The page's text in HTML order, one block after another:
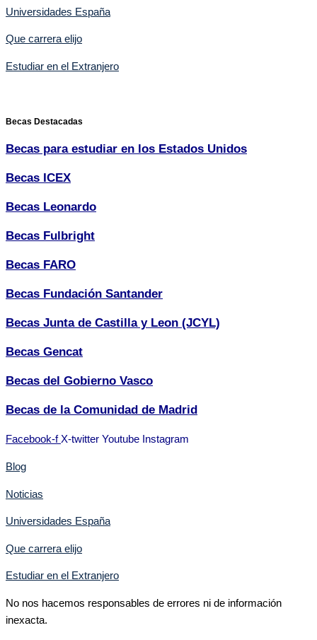
Universidades España
Que carrera elijo
Estudiar en el Extranjero
Becas Destacadas
Becas para estudiar en los Estados Unidos
Becas ICEX
Becas Leonardo
Becas Fulbright
Becas FARO
Becas Fundación Santander
Becas Junta de Castilla y Leon (JCYL)
Becas Gencat
Becas del Gobierno Vasco
Becas de la Comunidad de Madrid
Facebook-f X-twitter Youtube Instagram
Blog
Noticias
Universidades España
Que carrera elijo
Estudiar en el Extranjero
No nos hacemos responsables de errores ni de información
inexacta.